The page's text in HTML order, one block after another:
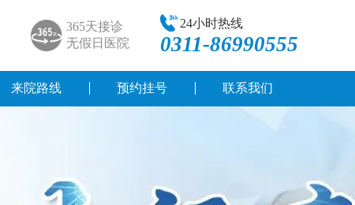
365天接诊
无假日医院
24小时热线
0311-86990555
来院路线 预约挂号 联系我们